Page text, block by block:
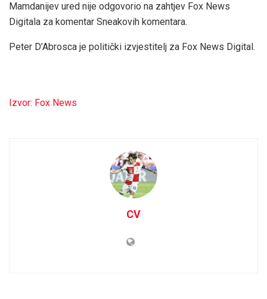
Mamdanijev ured nije odgovorio na zahtjev Fox News
Digitala za komentar Sneakovih komentara.
Peter D’Abrosca je politički izvjestitelj za Fox News Digital.
Izvor: Fox News
CV